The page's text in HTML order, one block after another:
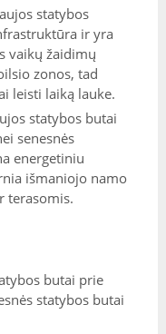
statybos
ir yra
vaikų žaidimų
zonos, tad
leisti laiką lauke.
statybos butai
senesnės
energetiniu
išmaniojo namo
terasomis.
butai prie
statybos butai